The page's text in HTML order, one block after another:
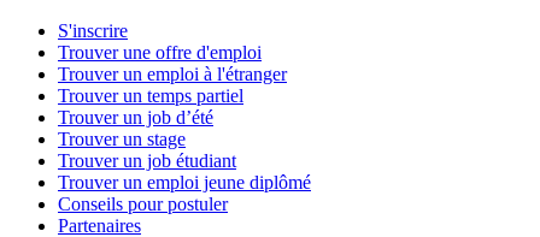
S'inscrire
Trouver une offre d'emploi
Trouver un emploi à l'étranger
Trouver un temps partiel
Trouver un job d’été
Trouver un stage
Trouver un job étudiant
Trouver un emploi jeune diplômé
Conseils pour postuler
Partenaires